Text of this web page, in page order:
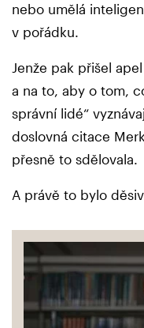
nebo umělá
v pořádku.
Jenže pak přišel
a na to, aby o tom,
správní lidé“
doslovná citace
přesně to sdělovala.
A právě to bylo